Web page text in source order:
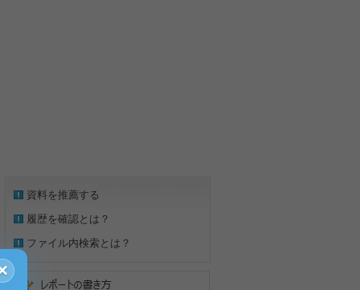
資料を推薦する
履歴を確認とは？
ファイル内検索とは？